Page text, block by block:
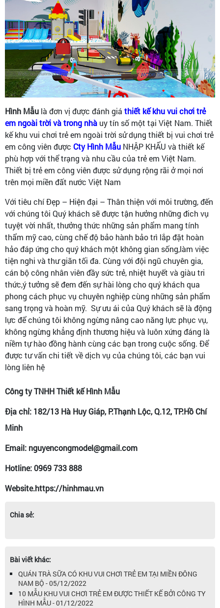
Hình Mẫu là đơn vị được đánh giá thiết kế khu vui chơi trẻ
em ngoài trời và trong nhà uy tín số một tại Việt Nam. Thiết
kế khu vui chơi trẻ em ngoài trời sử dụng thiết bị vui chơi trẻ
em công viên được Cty Hình Mẫu NHẬP KHẨU và thiết kế
phù hợp với thể trạng và nhu cầu của trẻ em Việt Nam.
Thiết bị trẻ em công viên được sử dụng rộng rãi ở mọi nơi
trên mọi miền đất nước Việt Nam
Với tiêu chí Đẹp – Hiện đại – Thân thiện với môi trường, đến
với chúng tôi Quý khách sẽ được tận hưởng những đich vụ
tuyệt vời nhất, thưởng thức những sản phẩm mang tính
thẩm mỹ cao, cùng chế độ bảo hành bảo trì lắp đặt hoàn
hảo đáp ứng cho quý khách một không gian sống,làm việc
tiện nghi và thư giãn tối đa. Cùng với đội ngũ chuyên gia,
cán bộ công nhân viên đầy sức trẻ, nhiệt huyết và giàu tri
thức,ý tưởng sẽ đem đến sự hài lòng cho quý khách qua
phong cách phục vụ chuyên nghiệp cùng những sản phẩm
sang trọng và hoàn mỹ. Sự ưu ái của Quý khách sẽ là động
lực để chúng tôi không ngừng nâng cao năng lực phục vụ,
không ngừng khẳng định thương hiệu và luôn xứng đáng là
niềm tự hào đồng hành cùng các bạn trong cuộc sống. Để
được tư vấn chi tiết về dịch vụ của chúng tôi, các bạn vui
lòng liên hệ
Công ty TNHH Thiết kế Hình Mẫu
Địa chỉ: 182/13 Hà Huy Giáp, P.Thạnh Lộc, Q.12, TP.Hồ Chí
Minh
Email: nguyencongmodel@gmail.com
Hotline: 0969 733 888
Website.https://hinhmau.vn
Chia sẻ:
Bài viết khác:
QUÁN TRÀ SỮA CÓ KHU VUI CHƠI TRẺ EM TẠI MIỀN ĐÔNG
NAM BỘ - 05/12/2022
10 MẪU KHU VUI CHƠI TRẺ EM ĐƯỢC THIẾT KẾ BỞI CÔNG TY
HÌNH MẪU - 01/12/2022